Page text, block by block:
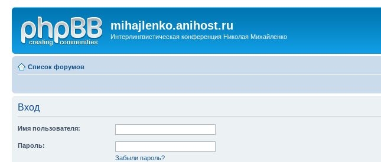
mihajlenko.anihost.ru
Интерлингвистическая конференция Николая Михайленко
Список форумов
Вход
Имя пользователя:
Пароль:
Забыли пароль?